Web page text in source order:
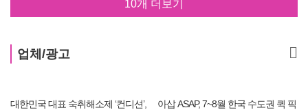
10개 더보기
업체/광고
대한민국 대표 숙취해소제 ‘컨디션’,
아삽 ASAP, 7~8월 한국 수도권 퀵 픽